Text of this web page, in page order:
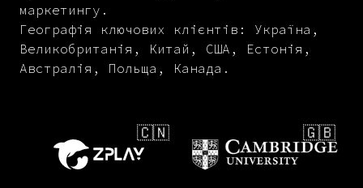
маркетингу.
Географія ключових клієнтів: Україна,
Великобританія, Китай, США, Естонія,
Австралія, Польща, Канада.
🇨🇳 🇬🇧